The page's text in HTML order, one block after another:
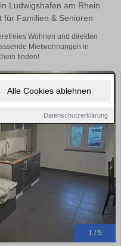
Alle Cookies ablehnen
Datenschutzerklärung
Ludwigshafen am Rhein
für Familien & Senioren
Wohnen und direkten
Mietwohnungen in
finden!
1 / 5